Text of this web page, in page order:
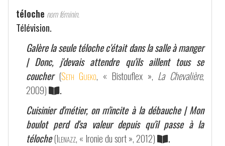
téloche nom féminin.
Télévision.
Galère la seule téloche c'était dans la salle à manger
| Donc, j'devais attendre qu'ils aillent tous se
coucher (Seth Gueko, « Bistouflex », La Chevalière,
2009)
.
Cuisinier d'métier, on m'incite à la débauche | Mon
boulot perd d'sa valeur depuis qu'il passe à la
téloche (Ilenazz, « Ironie du sort », 2012)
.